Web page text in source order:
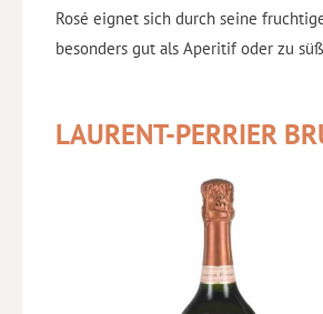
Rosé eignet sich durch seine
besonders gut als Aperitif oder zu
LAURENT-PERRIER